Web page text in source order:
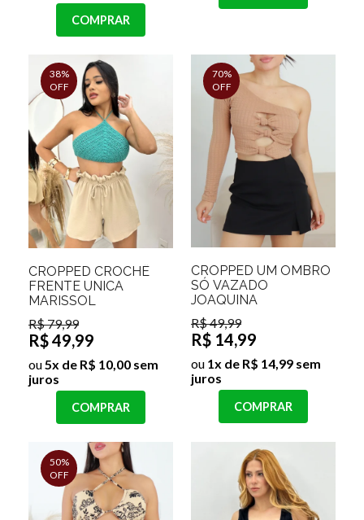
COMPRAR
38%
OFF
CROPPED CROCHÊ
FRENTE UNICA
MARISSOL
R$ 79,99
R$ 49,99
ou5x de R$ 10,00 sem
juros
COMPRAR
70%
OFF
CROPPED UM OMBRO
SÓ VAZADO
JOAQUINA
R$ 49,99
R$ 14,99
ou 1x de R$ 14,99 sem
juros
COMPRAR
50%
OFF